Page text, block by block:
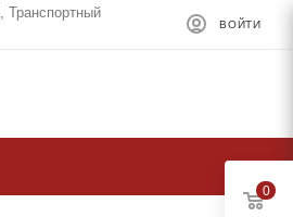
Транспортный
ВОЙТИ
0